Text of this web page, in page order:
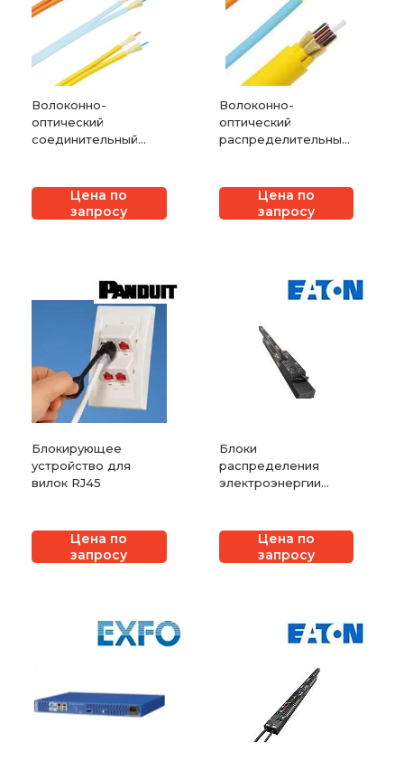
Волоконно-
оптический
соединительный
Цена по
запросу
Волоконно-
оптический
распределительный
прокладкиЦена по
запросу
Блокирующее
устройство для
вилок RJ45
Цена по
запросу
Блоки
распределения
электроэнергии
мониторинга
Цена по
запросу